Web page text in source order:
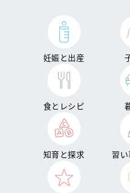
妊娠と出産
食とレシピ
知育と探求 習